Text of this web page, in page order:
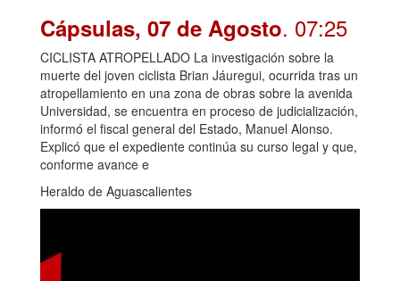
Cápsulas, 07 de Agosto. 07:25
CICLISTA ATROPELLADO La investigación sobre la
muerte del joven ciclista Brian Jáuregui, ocurrida tras un
atropellamiento en una zona de obras sobre la avenida
Universidad, se encuentra en proceso de judicialización,
informó el fiscal general del Estado, Manuel Alonso.
Explicó que el expediente continúa su curso legal y que,
conforme avance e
Heraldo de Aguascalientes